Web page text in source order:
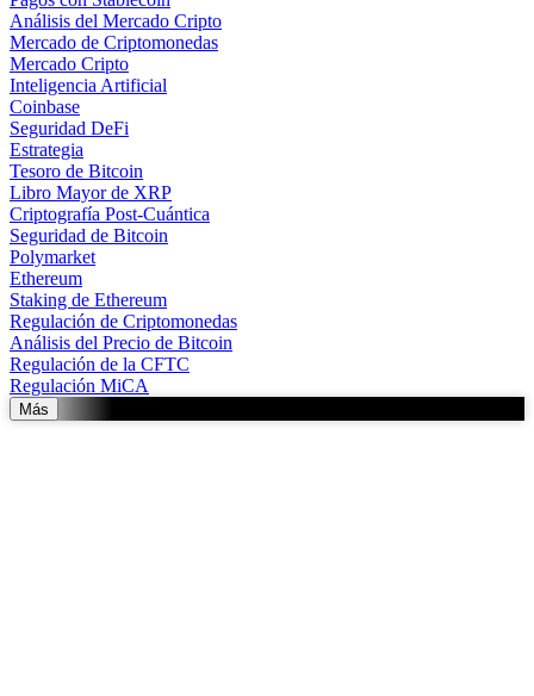
Análisis del Mercado Cripto
Mercado de Criptomonedas
Mercado Cripto
Inteligencia Artificial
Coinbase
Seguridad DeFi
Estrategia
Tesoro de Bitcoin
Libro Mayor de XRP
Criptografía Post-Cuántica
Seguridad de Bitcoin
Polymarket
Ethereum
Staking de Ethereum
Regulación de Criptomonedas
Análisis del Precio de Bitcoin
Regulación de la CFTC
Regulación MiCA
Más